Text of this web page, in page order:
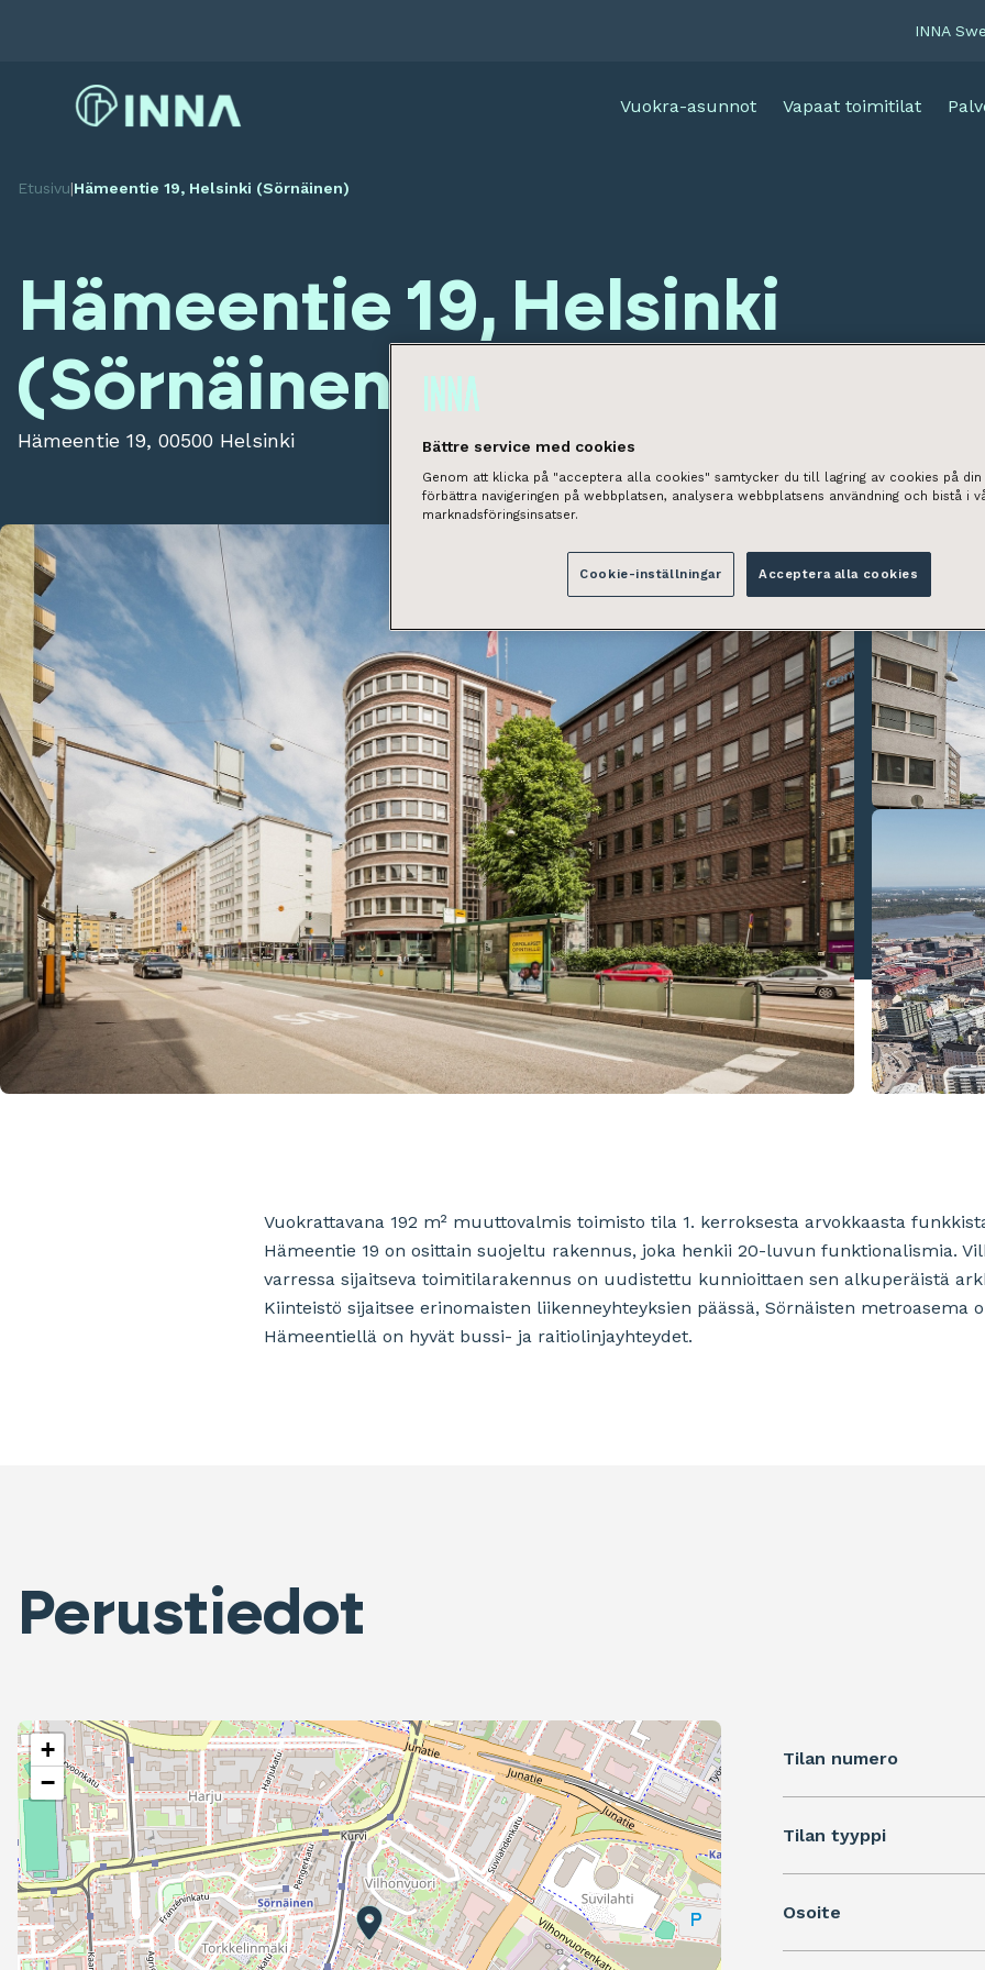
INNA
Vuokra-asunnot Vapaat toimitilat
Etusivu|Hämeentie 19, Helsinki (Sörnäinen)
Hämeentie 19, Helsinki
(Sörnäinen)
Hämeentie 19, 00500 Helsinki
Vuokrattavana 192 m² muuttovalmis toimisto tila 1. kerroksesta arvokkaasta
Hämeentie 19 on osittain suojeltu rakennus, joka henkii 20-luvun funktionalismia.
varressa sijaitseva toimitilarakennus on uudistettu kunnioittaen sen alkuperäistä
Kiinteistö sijaitsee erinomaisten liikenneyhteyksien päässä, Sörnäisten metroasema
Hämeentiellä on hyvät bussi- ja raitiolinjayhteydet.
Perustiedot
+
−
Tilan numero
Tilan tyyppi
Osoite
Bättre service med cookies
Genom att klicka på "acceptera alla cookies" samtycker du till lagring av cookies på
förbättra navigeringen på webbplatsen, analysera webbplatsens användning och bistå i
marknadsföringsinsatser.
Cookie-inställningar Acceptera alla cookies